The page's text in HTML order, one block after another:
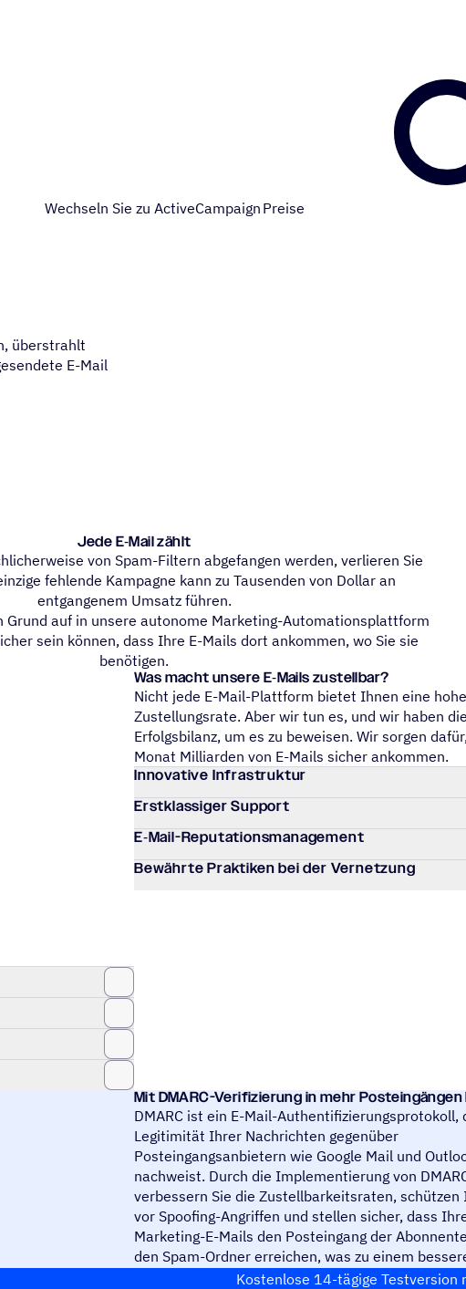
Wechseln Sie zu ActiveCampaign Preise
überstrahlt
E-Mail
Jede E‑Mail zählt
von Spam-Filtern abgefangen werden, verlieren Sie
fehlende Kampagne kann zu Tausenden von Dollar an
entgangenem Umsatz führen.
Grund auf in unsere autonome Marketing-Automationsplattform
sein können, dass Ihre E-Mails dort ankommen, wo Sie sie
benötigen.
Was macht unsere E‑Mails zustellbar?
Nicht jede E-Mail-Plattform bietet Ihnen eine hohe
Zustellungsrate. Aber wir tun es, und wir haben die
Erfolgsbilanz, um es zu beweisen. Wir sorgen
Monat Milliarden von E-Mails sicher ankommen.
Inno­va­tive Infrastruktur
Erst­klas­si­ger Support
E‑Mail-Repu­ta­ti­ons­ma­nage­ment
Bewährte Prak­ti­ken bei der Vernetzung
Mit DMARC-Veri­fi­zie­rung in mehr Posteingängen
DMARC ist ein E-Mail-Authentifizierungsprotokoll,
Legitimität Ihrer Nachrichten gegenüber
Posteingangsanbietern wie Google Mail und
nachweist. Durch die Implementierung von
verbessern Sie die Zustellbarkeitsraten, schützen
vor Spoofing-Angriffen und stellen sicher, dass
Marketing-E-Mails den Posteingang der
den Spam-Ordner erreichen, was zu einem
Engagement und einem höheren ROI Ihrer
Kosten­lose 14-tägige Test­ver­sion